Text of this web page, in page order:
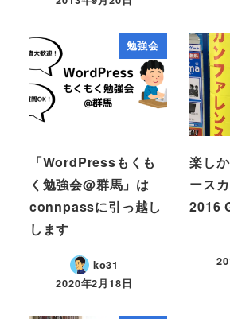
勉強会
「WordPressもくも
く勉強会@群馬」は
connpassに引っ越し
します
ko31
2020年2月18日
楽し
ース
2016